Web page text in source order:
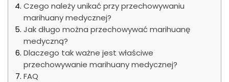
Czego należy unikać przy przechowywaniu
marihuany medycznej?
Jak długo można przechowywać marihuanę
medyczną?
Dlaczego tak ważne jest właściwe
przechowywanie marihuany medycznej?
FAQ